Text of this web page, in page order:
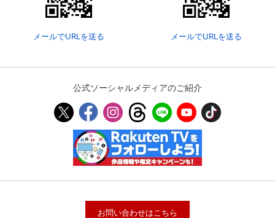
メールでURLを送る メールでURLを送る
公式ソーシャルメディアのご紹介
お問い合わせはこちら